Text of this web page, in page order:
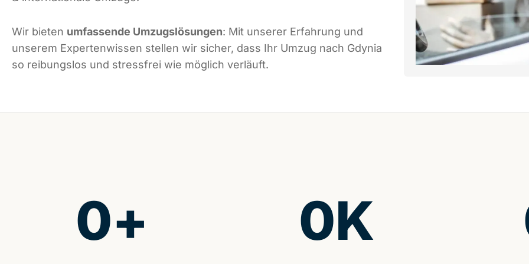
Wir bieten umfassende Umzugslösungen: Mit unserer Erfahrung und
unserem Expertenwissen stellen wir sicher, dass Ihr Umzug nach Gdynia
so reibungslos und stressfrei wie möglich verläuft.
0+ 0K